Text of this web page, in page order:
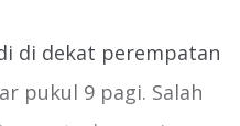
di dekat perempatan
pukul 9 pagi. Salah